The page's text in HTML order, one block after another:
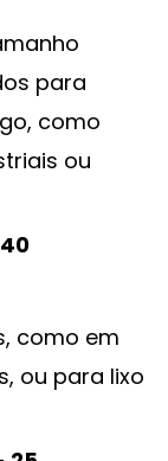
para
como
ou
40
como em
ou para lixo